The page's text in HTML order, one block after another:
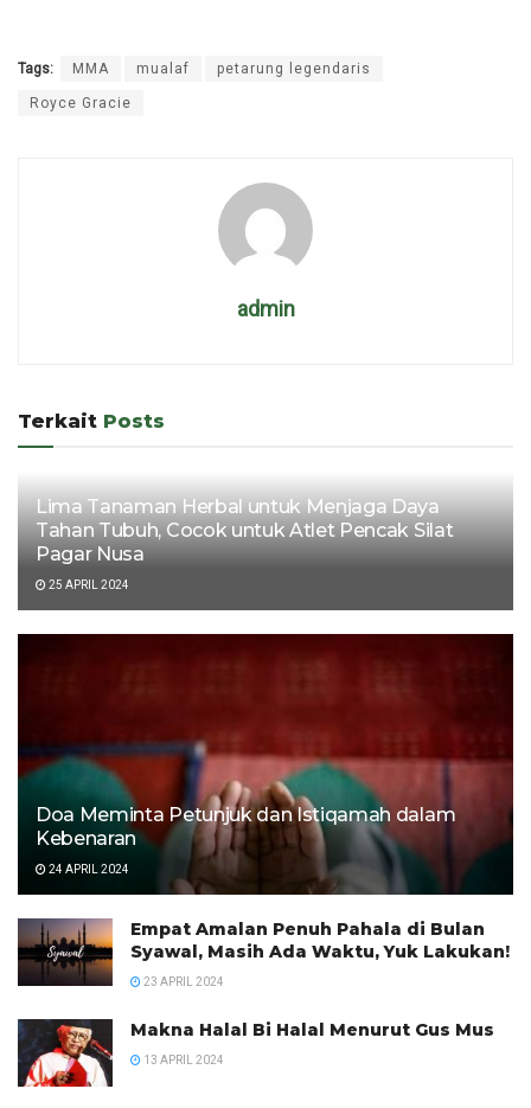
Tags: MMA mualaf petarung legendaris
Royce Gracie
admin
Terkait Posts
Lima Tanaman Herbal untuk Menjaga Daya
Tahan Tubuh, Cocok untuk Atlet Pencak Silat
Pagar Nusa
25 APRIL 2024
Doa Meminta Petunjuk dan Istiqamah dalam
Kebenaran
24 APRIL 2024
Empat Amalan Penuh Pahala di Bulan
Syawal, Masih Ada Waktu, Yuk Lakukan!
23 APRIL 2024
Makna Halal Bi Halal Menurut Gus Mus
13 APRIL 2024